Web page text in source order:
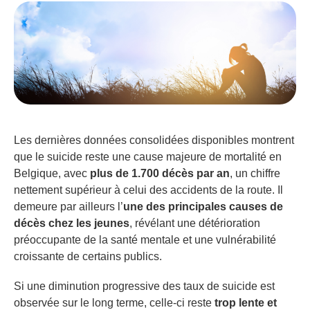
Les dernières données consolidées disponibles montrent
que le suicide reste une cause majeure de mortalité en
Belgique, avec plus de 1.700 décès par an, un chiffre
nettement supérieur à celui des accidents de la route. Il
demeure par ailleurs l’une des principales causes de
décès chez les jeunes, révélant une détérioration
préoccupante de la santé mentale et une vulnérabilité
croissante de certains publics.
Si une diminution progressive des taux de suicide est
observée sur le long terme, celle-ci reste trop lente et